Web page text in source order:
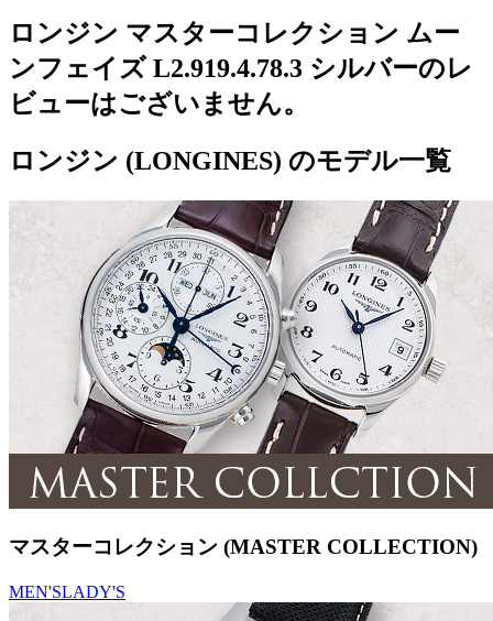
ロンジン マスターコレクション ムー
ンフェイズ L2.919.4.78.3 シルバーのレ
ビューはございません。
ロンジン (LONGINES) のモデル一覧
マスターコレクション (MASTER COLLECTION)
MEN'SLADY'S